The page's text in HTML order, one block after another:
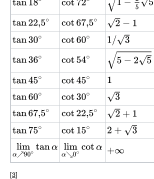
}}
}}
\tan 18^{\circ
}}
\cot 72^{\circ
}}
{\sqrt {1-
\textstyle
{\frac {2}{5}}
{\sqrt {5}}}}}
{\displaystyle
\tan
22{,}5^{\circ
}}
{\displaystyle
\cot
67{,}5^{\circ
}}
{\displaystyle
{\sqrt {2}}-1}
{\displaystyle
}}
{\displaystyle
}}
{\displaystyle
1/{\sqrt {3}}}
{\displaystyle
\tan 36^{\circ
}}
{\displaystyle
\cot 54^{\circ
}}
{\displaystyle
{\sqrt {5-
2{\sqrt {5}}}}}
{\displaystyle
\tan 45^{\circ
}}
{\displaystyle
\cot 45^{\circ
}}
{\displaystyle
1}
{\displaystyle
\tan 60^{\circ
}}
{\displaystyle
\cot 30^{\circ
}}
{\displaystyle
{\sqrt {3}}}
{\displaystyle
\tan
67{,}5^{\circ
}}
{\displaystyle
\cot
22{,}5^{\circ
}}
{\displaystyle
{\sqrt {2}}+1}
{\displaystyle
\tan 75^{\circ
}}
{\displaystyle
\cot 15^{\circ
}}
{\displaystyle
{\displaystyle
\lim _{\alpha
\nearrow
{\displaystyle
\lim _{\alpha
{\displaystyle
+\infty \,}